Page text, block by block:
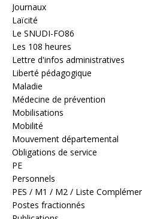
Journaux
Laïcité
Le SNUDI-FO86
Les 108 heures
Lettre d'infos administratives
Liberté pédagogique
Maladie
Médecine de prévention
Mobilisations
Mobilité
Mouvement départemental
Obligations de service
PE
Personnels
PES / M1 / M2 / Liste
Postes fractionnés